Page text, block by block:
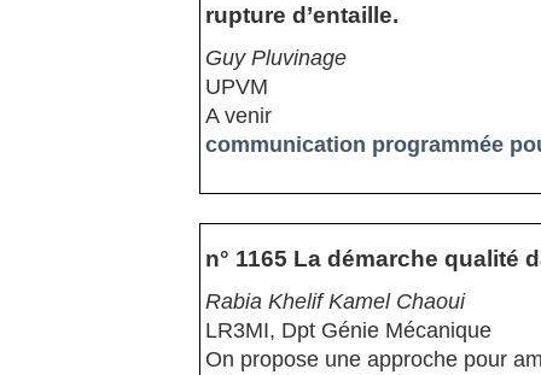
rupture d’entaille.
Guy Pluvinage
UPVM
A venir
communication programmée
n° 1165 La démarche qualité
Rabia Khelif Kamel Chaoui
LR3MI, Dpt Génie Mécanique
On propose une approche pour